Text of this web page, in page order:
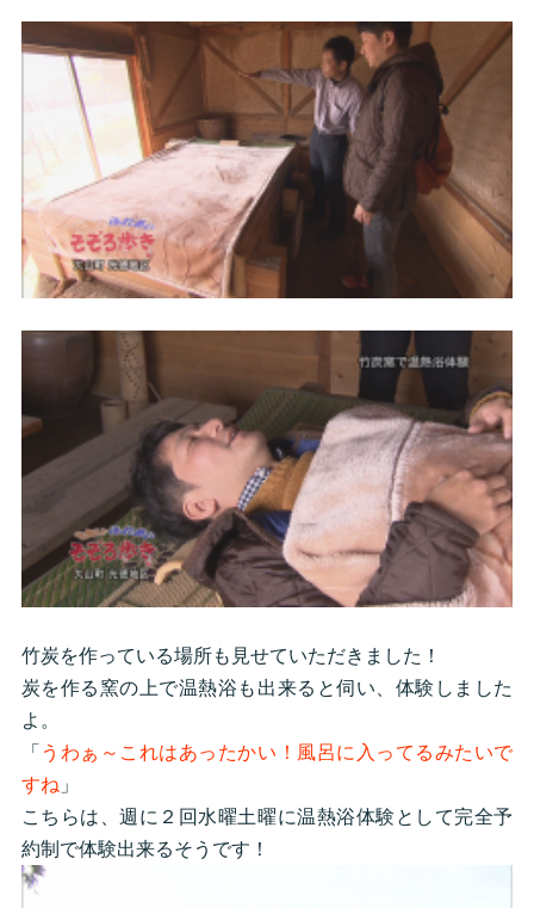
竹炭を作っている場所も見せていただきました！
炭を作る窯の上で温熱浴も出来ると伺い、体験しました
よ。
「 うわぁ～これはあったかい！風呂に入ってるみたいで
すね」
こちらは、週に２回水曜土曜に温熱浴体験として完全予
約制で体験出来るそうです！